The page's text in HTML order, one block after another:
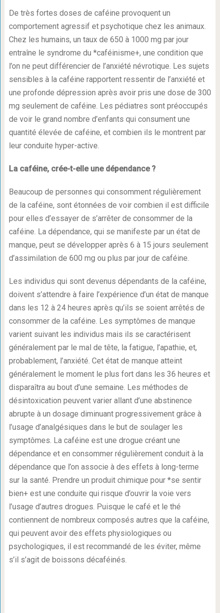
De très fortes doses de caféine provoquent un
comportement agressif et psychotique chez les animaux.
Chez les humains, un taux de 650 à 1000 mg par jour
entraîne le syndrome du *caféinisme+, une condition que
l’on ne peut différencier de l’anxiété névrotique. Les sujets
sensibles à la caféine rapportent ressentir de l’anxiété et
une profonde dépression après avoir pris une dose de 300
mg seulement de caféine. Les pédiatres sont préoccupés
de voir le grand nombre d’enfants qui consument une
quantité élevée de caféine, et combien ils le montrent par
leur conduite hyper-active.
La caféine, crée-t-elle une dépendance ?
Beaucoup de personnes qui consomment régulièrement
de la caféine, sont étonnées de voir combien il est difficile
pour elles d’essayer de s’arrêter de consommer de la
caféine. La dépendance, qui se manifeste par un état de
manque, peut se développer après 6 à 15 jours seulement
d’assimilation de 600 mg ou plus par jour de caféine.
Les individus qui sont devenus dépendants de la caféine,
doivent s’attendre à faire l’expérience d’un état de manque
dans les 12 à 24 heures après qu’ils se soient arrêtés de
consommer de la caféine. Les symptômes de manque
varient suivant les individus mais ils se caractérisent
généralement par le mal de tête, la fatigue, l’apathie, et,
probablement, l’anxiété. Cet état de manque atteint
généralement le moment le plus fort dans les 36 heures et
disparaîtra au bout d’une semaine. Les méthodes de
désintoxication peuvent varier allant d’une abstinence
abrupte à un dosage diminuant progressivement grâce à
l’usage d’analgésiques dans le but de soulager les
symptômes. La caféine est une drogue créant une
dépendance et en consommer régulièrement conduit à la
dépendance que l’on associe à des effets à long-terme
sur la santé. Prendre un produit chimique pour *se sentir
bien+ est une conduite qui risque d’ouvrir la voie vers
l’usage d’autres drogues. Puisque le café et le thé
contiennent de nombreux composés autres que la caféine,
qui peuvent avoir des effets physiologiques ou
psychologiques, il est recommandé de les éviter, même
s’il s’agit de boissons décaféinés.